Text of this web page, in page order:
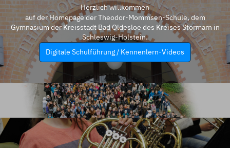
Herzlich willkommen
auf der Homepage der Theodor-Mommsen-Schule, dem
Gymnasium der Kreisstadt Bad Oldesloe des Kreises Stormarn in
Schleswig-Holstein.
Digitale Schulführung / Kennenlern-Videos